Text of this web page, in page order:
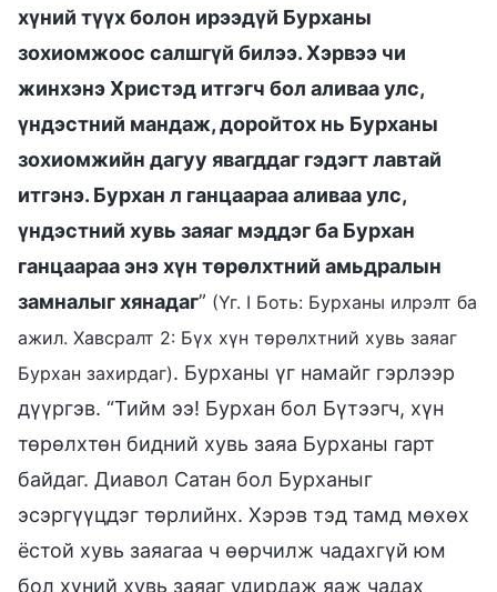
хүний түүх болон ирээдүй Бурханы
зохиомжоос салшгүй билээ. Хэрвээ чи
жинхэнэ Христэд итгэгч бол аливаа улс,
үндэстний мандаж, доройтох нь Бурханы
зохиомжийн дагуу явагддаг гэдэгт лавтай
итгэнэ. Бурхан л ганцаараа аливаа улс,
үндэстний хувь заяаг мэддэг ба Бурхан
ганцаараа энэ хүн төрөлхтний амьдралын
замналыг хянадаг” (Үг. I Боть: Бурханы илрэлт ба
ажил. Хавсралт 2: Бүх хүн төрөлхтний хувь заяаг
Бурхан захирдаг). Бурханы үг намайг гэрлээр
дүүргэв. “Тийм ээ! Бурхан бол Бүтээгч, хүн
төрөлхтөн бидний хувь заяа Бурханы гарт
байдаг. Диавол Сатан бол Бурханыг
эсэргүүцдэг төрлийнх. Хэрэв тэд тамд мөхөх
ёстой хувь заяагаа ч өөрчилж чадахгүй юм
бол хүний хувь заяаг удирдаж яаж чадах